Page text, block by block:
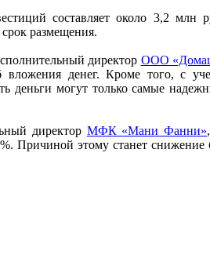
составляет около 3,2 млн
размещения.
директор ООО
вложения денег. Кроме того, с
деньги могут только самые
директор МФК «Мани Фанни»
Причиной этому станет снижение